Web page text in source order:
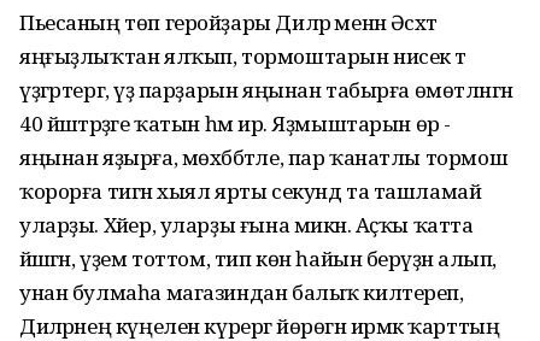
Пьесаның төп геройҙары Диләрә менән Әсхәт
яңғыҙлыҡтан ялҡып, тормоштарын нисек тә
үҙгәртергә, үҙ парҙарын яңынан табырға өмөтләнгән
40 йәштәрҙәге ҡатын һәм ир. Яҙмыштарын өр -
яңынан яҙырға, мөхәббәтле, пар ҡанатлы тормош
ҡорорға тигән хыял ярты секунд та ташламай
уларҙы. Хәйер, уларҙы ғына микән. Аҫҡы ҡатта
йәшәгән, үҙем тоттом, тип көн һайын берәүҙән алып,
унан булмаһа магазиндан балыҡ килтереп,
Диләрәнең күңелен күрергә йөрөгән ирмәк ҡарттың